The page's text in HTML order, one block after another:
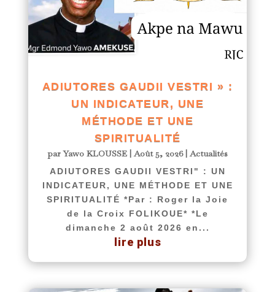
ADIUTORES GAUDII VESTRI » :
UN INDICATEUR, UNE
MÉTHODE ET UNE
SPIRITUALITÉ
parYawo KLOUSSE|Août 5, 2026|Actualités
ADIUTORES GAUDII VESTRI" : UN
INDICATEUR, UNE MÉTHODE ET UNE
SPIRITUALITÉ *Par : Roger la Joie
de la Croix FOLIKOUE* *Le
dimanche 2 août 2026 en...
lire plus